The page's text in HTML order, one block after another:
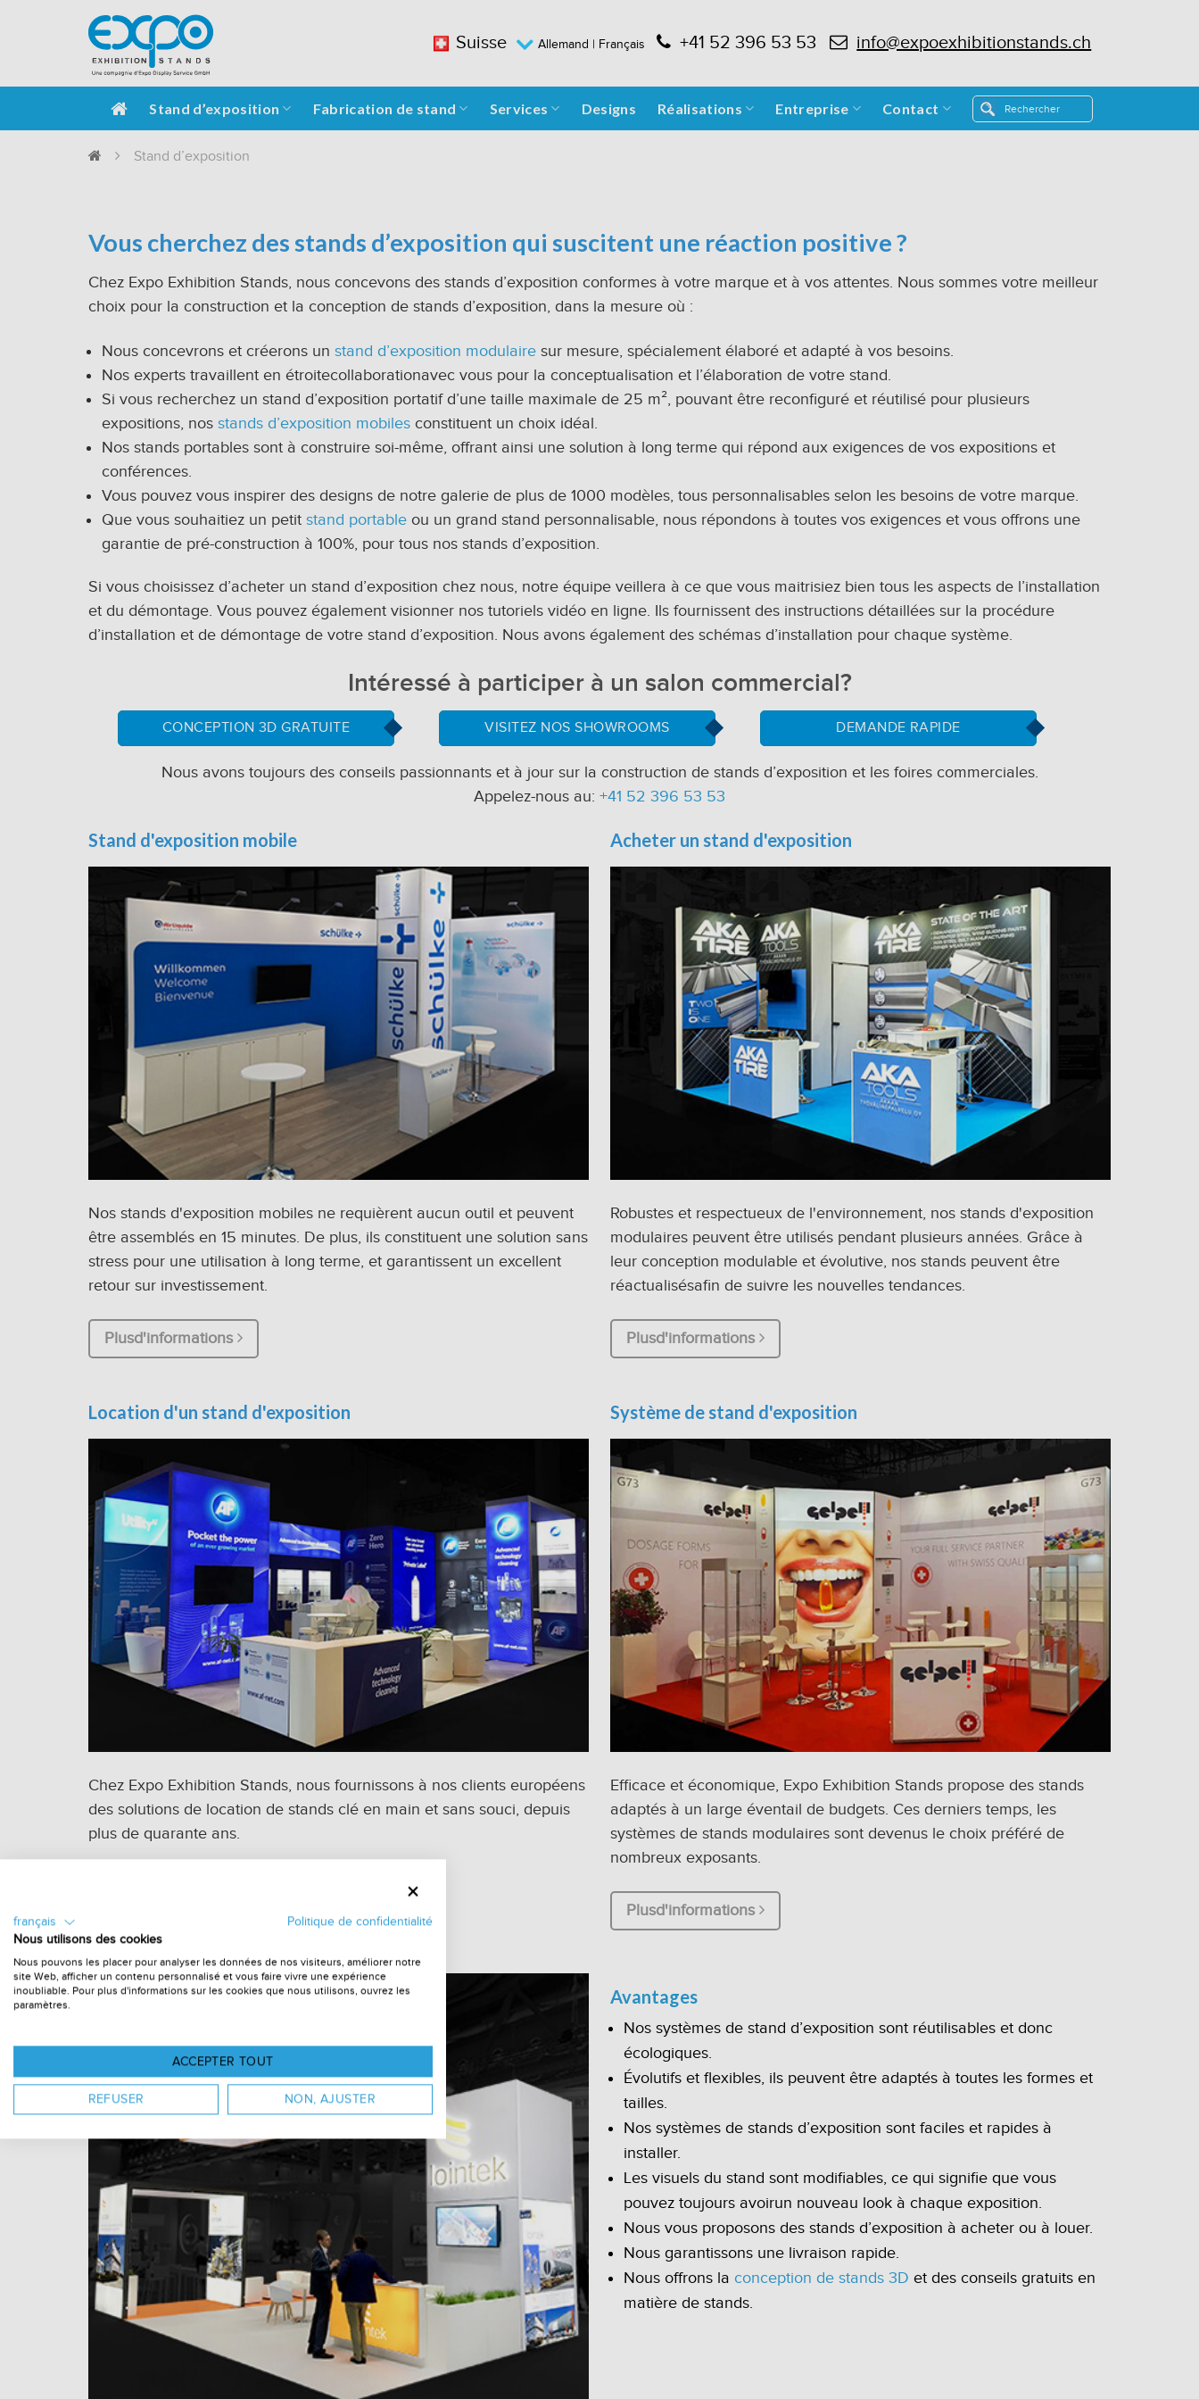
Suisse Allemand | Français +41 52 396 53 53 info@expoexhibitionstands.ch
Stand d’exposition Fabrication de stand Services Designs Réalisations Entreprise Contact
Stand d’exposition
Vous cherchez des stands d’exposition qui suscitent une réaction positive ?
Chez Expo Exhibition Stands, nous concevons des stands d’exposition conformes à votre marque et à vos attentes. Nous sommes votre meilleur
choix pour la construction et la conception de stands d’exposition, dans la mesure où :
Nous concevrons et créerons un stand d’exposition modulaire sur mesure, spécialement élaboré et adapté à vos besoins.
Nos experts travaillent en étroitecollaborationavec vous pour la conceptualisation et l’élaboration de votre stand.
Si vous recherchez un stand d’exposition portatif d’une taille maximale de 25 m², pouvant être reconfiguré et réutilisé pour plusieurs
expositions, nos stands d’exposition mobiles constituent un choix idéal.
Nos stands portables sont à construire soi-même, offrant ainsi une solution à long terme qui répond aux exigences de vos expositions et
conférences.
Vous pouvez vous inspirer des designs de notre galerie de plus de 1000 modèles, tous personnalisables selon les besoins de votre marque.
Que vous souhaitiez un petit stand portable ou un grand stand personnalisable, nous répondons à toutes vos exigences et vous offrons une
garantie de pré-construction à 100%, pour tous nos stands d’exposition.
Si vous choisissez d’acheter un stand d’exposition chez nous, notre équipe veillera à ce que vous maitrisiez bien tous les aspects de l’installation
et du démontage. Vous pouvez également visionner nos tutoriels vidéo en ligne. Ils fournissent des instructions détaillées sur la procédure
d’installation et de démontage de votre stand d’exposition. Nous avons également des schémas d’installation pour chaque système.
Intéressé à participer à un salon commercial?
CONCEPTION 3D GRATUITE VISITEZ NOS SHOWROOMS DEMANDE RAPIDE
Nous avons toujours des conseils passionnants et à jour sur la construction de stands d’exposition et les foires commerciales.
Appelez-nous au: +41 52 396 53 53
Stand d'exposition mobile
Nos stands d'exposition mobiles ne requièrent aucun outil et peuvent
être assemblés en 15 minutes. De plus, ils constituent une solution sans
stress pour une utilisation à long terme, et garantissent un excellent
retour sur investissement.
Plusd'informations
Acheter un stand d'exposition
Robustes et respectueux de l'environnement, nos stands d'exposition
modulaires peuvent être utilisés pendant plusieurs années. Grâce à
leur conception modulable et évolutive, nos stands peuvent être
réactualisésafin de suivre les nouvelles tendances.
Plusd'informations
Location d'un stand d'exposition
Chez Expo Exhibition Stands, nous fournissons à nos clients européens
des solutions de location de stands clé en main et sans souci, depuis
plus de quarante ans.
Système de stand d'exposition
Efficace et économique, Expo Exhibition Stands propose des stands
adaptés à un large éventail de budgets. Ces derniers temps, les
systèmes de stands modulaires sont devenus le choix préféré de
nombreux exposants.
Plusd'informations
Avantages
Nos systèmes de stand d’exposition sont réutilisables et donc
écologiques.
Évolutifs et flexibles, ils peuvent être adaptés à toutes les formes et
tailles.
Nos systèmes de stands d’exposition sont faciles et rapides à
installer.
Les visuels du stand sont modifiables, ce qui signifie que vous
pouvez toujours avoirun nouveau look à chaque exposition.
Nous vous proposons des stands d’exposition à acheter ou à louer.
Nous garantissons une livraison rapide.
Nous offrons la conception de stands 3D et des conseils gratuits en
matière de stands.
français
Politique de confidentialité
Nous utilisons des cookies
Nous pouvons les placer pour analyser les données de nos visiteurs, améliorer notre
site Web, afficher un contenu personnalisé et vous faire vivre une expérience
inoubliable. Pour plus d'informations sur les cookies que nous utilisons, ouvrez les
paramètres.
ACCEPTER TOUT
REFUSER NON, AJUSTER